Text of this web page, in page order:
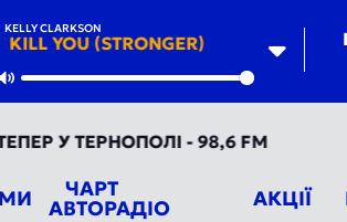
KELLY CLARKSON
YOU (STRONGER)
Mute
- 98,6 FM
ЧАРТ
АВТОРАДІО АКЦІЇ